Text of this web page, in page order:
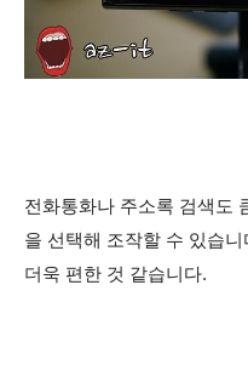
전화통화나 주소록 검색도
을 선택해 조작할 수 있습
더욱 편한 것 같습니다.